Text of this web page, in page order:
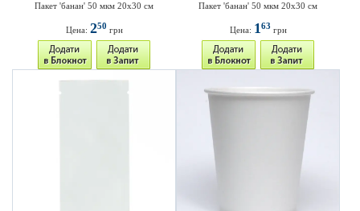
Пакет 'банан' 50 мкм 20х30 см
Цена: 250 грн
Пакет 'банан' 50 мкм 20х30 см
Цена: 163 грн